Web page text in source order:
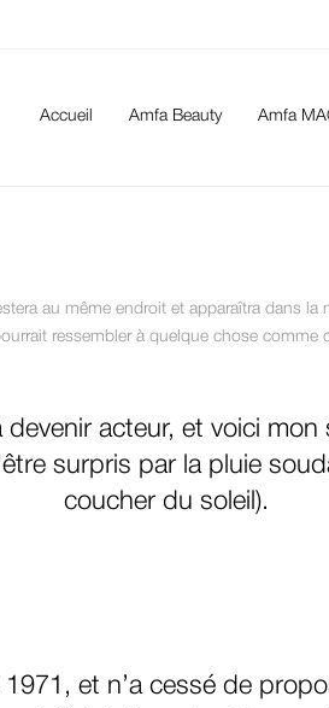
Accueil Amfa Beauty Amfa
au même endroit et apparaîtra dans
ressembler à quelque chose comme
acteur, et voici
surpris par la pluie
coucher du soleil).
et n’a cessé de